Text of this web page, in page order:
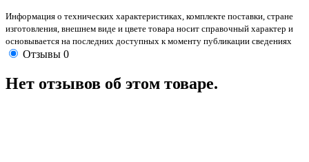
Информация о технических характеристиках, комплекте поставки, стране
изготовления, внешнем виде и цвете товара носит справочный характер и
основывается на последних доступных к моменту публикации сведениях
Отзывы 0
Нет отзывов об этом товаре.